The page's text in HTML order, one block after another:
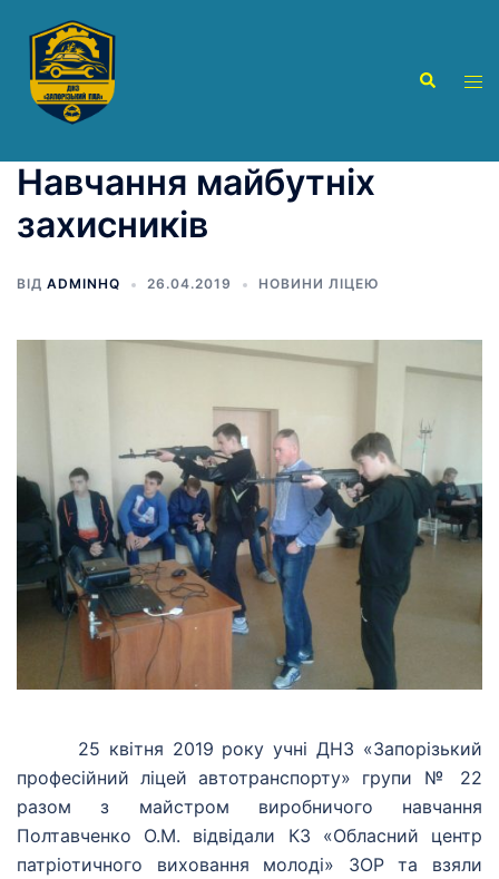
вмісту
Пошук
Навчання майбутніх
захисників
ВІД ADMINHQ 26.04.2019 НОВИНИ ЛІЦЕЮ
25 квітня 2019 року учні ДНЗ «Запорізький
професійний ліцей автотранспорту» групи № 22
разом з майстром виробничого навчання
Полтавченко О.М. відвідали КЗ «Обласний центр
патріотичного виховання молоді» ЗОР та взяли